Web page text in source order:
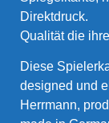
Direktdruck.
Qualität die
Diese
designed und
Herrmann,